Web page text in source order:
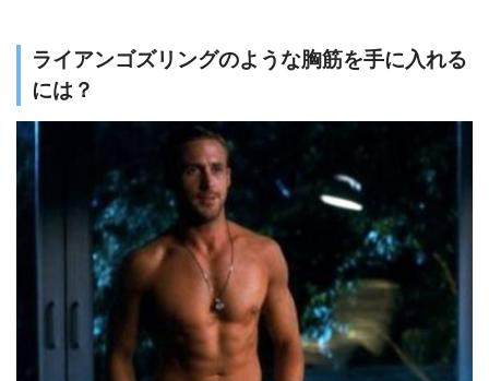
ライアンゴズリングのような胸筋を手に入れる
には？